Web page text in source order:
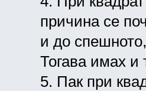
причина се
и до
Тогава имах
5. Пак при